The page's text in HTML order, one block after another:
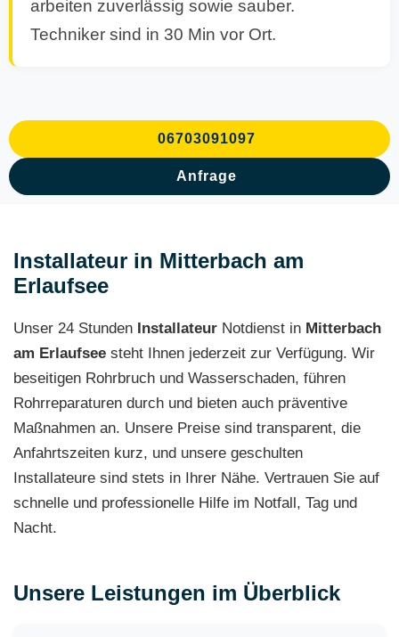
arbeiten zuverlässig sowie sauber.
Techniker sind in 30 Min vor Ort.
06703091097
Anfrage
Installateur in Mitterbach am
Erlaufsee
Unser 24 Stunden Installateur Notdienst in Mitterbach
am Erlaufsee steht Ihnen jederzeit zur Verfügung. Wir
beseitigen Rohrbruch und Wasserschaden, führen
Rohrreparaturen durch und bieten auch präventive
Maßnahmen an. Unsere Preise sind transparent, die
Anfahrtszeiten kurz, und unsere geschulten
Installateure sind stets in Ihrer Nähe. Vertrauen Sie auf
schnelle und professionelle Hilfe im Notfall, Tag und
Nacht.
Unsere Leistungen im Überblick